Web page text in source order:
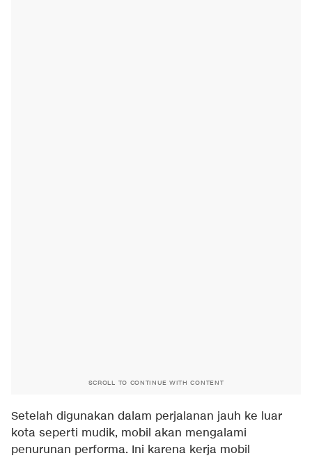
SCROLL TO CONTINUE WITH CONTENT
Setelah digunakan dalam perjalanan jauh ke luar
kota seperti mudik, mobil akan mengalami
penurunan performa. Ini karena kerja mobil